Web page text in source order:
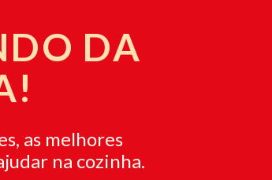
DA
as melhores
na cozinha.